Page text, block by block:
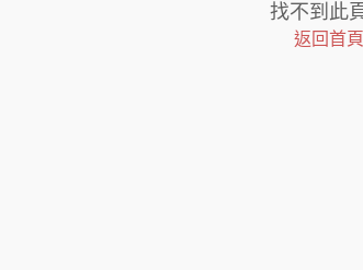
找不到此
返回首頁